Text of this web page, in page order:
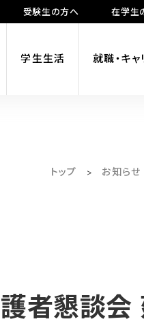
学生生活 就職・キ
受験生の方へ 在学生
トップ > お知らせ
護者懇談